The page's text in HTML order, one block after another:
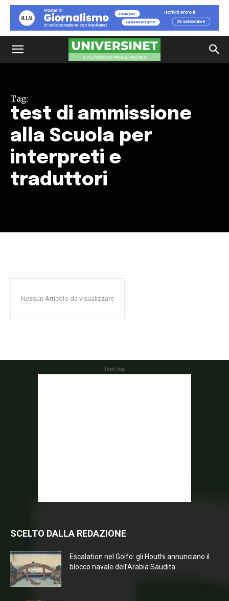
Tag:
test di ammissione
alla Scuola per
interpreti e
traduttori
Nessun Articolo da visualizzare
foot top
SCELTO DALLA REDAZIONE
Escalation nel Golfo: gli Houthi annunciano il
blocco navale dell’Arabia Saudita